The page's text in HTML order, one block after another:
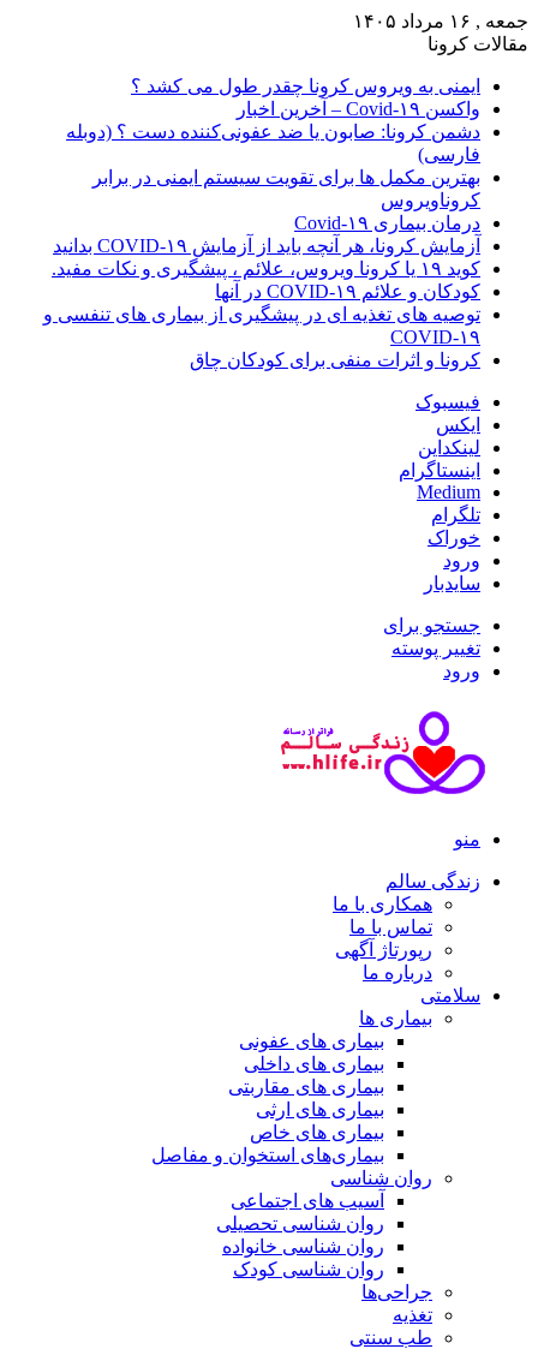
جمعه , ۱۶ مرداد ۱۴۰۵
مقالات کرونا
ایمنی به ویروس کرونا چقدر طول می کشد ؟
واکسن Covid-۱۹ – آخرین اخبار
دشمن کرونا: صابون یا ضد عفونی‌کننده دست ؟ (دوبله
فارسی)
بهترین مکمل ها برای تقویت سیستم ایمنی در برابر
کروناویروس
درمان بیماری Covid-۱۹
آزمایش کرونا، هر آنچه باید از آزمایش COVID-۱۹ بدانید
کوید ۱۹ یا کرونا ویروس، علائم ، پیشگیری و نکات مفید.
کودکان و علائم COVID-۱۹ در آنها
توصیه های تغذیه ای در پیشگیری از بیماری های تنفسی و
COVID-۱۹
کرونا و اثرات منفی برای کودکان چاق
فیسبوک
ایکس
لینکداین
اینستاگرام
Medium
تلگرام
خوراک
ورود
سایدبار
جستجو برای
تغییر پوسته
ورود
منو
زندگی سالم
همکاری با ما
تماس با ما
رپورتاژ آگهی
درباره ما
سلامتی
بیماری ها
بیماری های عفونی
بیماری های داخلی
بیماری های مقاربتی
بیماری های ارثی
بیماری های خاص
بیماری‌های استخوان و مفاصل
روان شناسی
آسیب های اجتماعی
روان شناسی تحصیلی
روان شناسی خانواده
روان شناسی کودک
جراحی‌ها
تغذیه
طب سنتی